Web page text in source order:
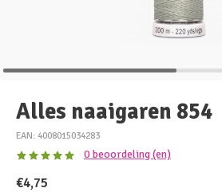
Alles naaigaren 854
EAN: 4008015034283
0 beoordeling (en)
€4,75